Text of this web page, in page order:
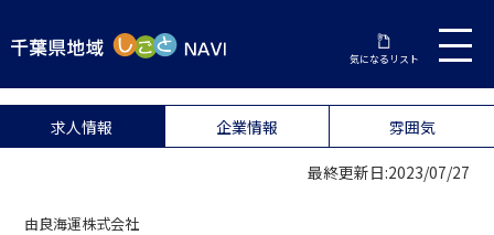
気になるリスト
求人情報 企業情報 雰囲気
最終更新日:2023/07/27
由良海運株式会社